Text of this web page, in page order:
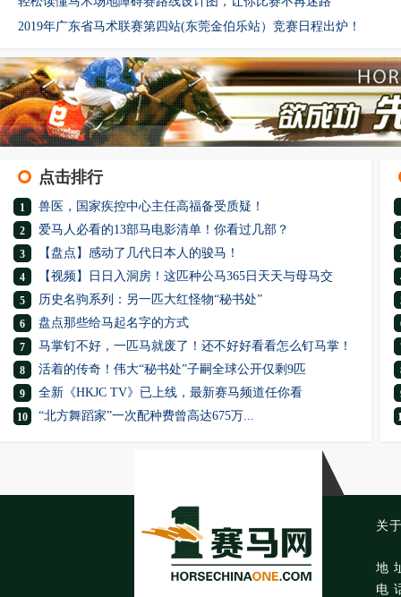
2019年广东省马术联赛第四站(东莞金伯乐站）竞赛日程出炉！
点击排行
1 兽医，国家疾控中心主任高福备受质疑！
2 爱马人必看的13部马电影清单！你看过几部？
3 【盘点】感动了几代日本人的骏马！
4 【视频】日日入洞房！这匹种公马365日天天与母马交
5 历史名驹系列：另一匹大红怪物“秘书处”
6 盘点那些给马起名字的方式
7 马掌钉不好，一匹马就废了！还不好好看看怎么钉马掌！
8 活着的传奇！伟大“秘书处”子嗣全球公开仅剩9匹
9 全新《HKJC TV》已上线，最新赛马频道任你看
10 “北方舞蹈家”一次配种费曾高达675万...
关
地
电